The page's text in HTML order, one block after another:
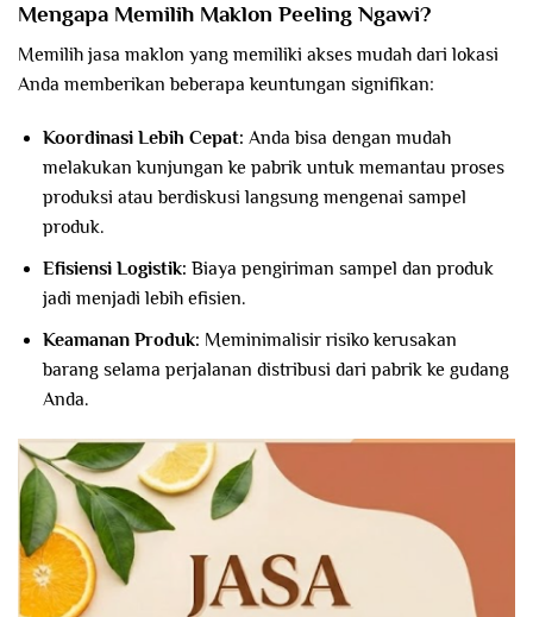
Mengapa Memilih Maklon Peeling Ngawi?
Memilih jasa maklon yang memiliki akses mudah dari lokasi
Anda memberikan beberapa keuntungan signifikan:
Koordinasi Lebih Cepat: Anda bisa dengan mudah
melakukan kunjungan ke pabrik untuk memantau proses
produksi atau berdiskusi langsung mengenai sampel
produk.
Efisiensi Logistik: Biaya pengiriman sampel dan produk
jadi menjadi lebih efisien.
Keamanan Produk: Meminimalisir risiko kerusakan
barang selama perjalanan distribusi dari pabrik ke gudang
Anda.